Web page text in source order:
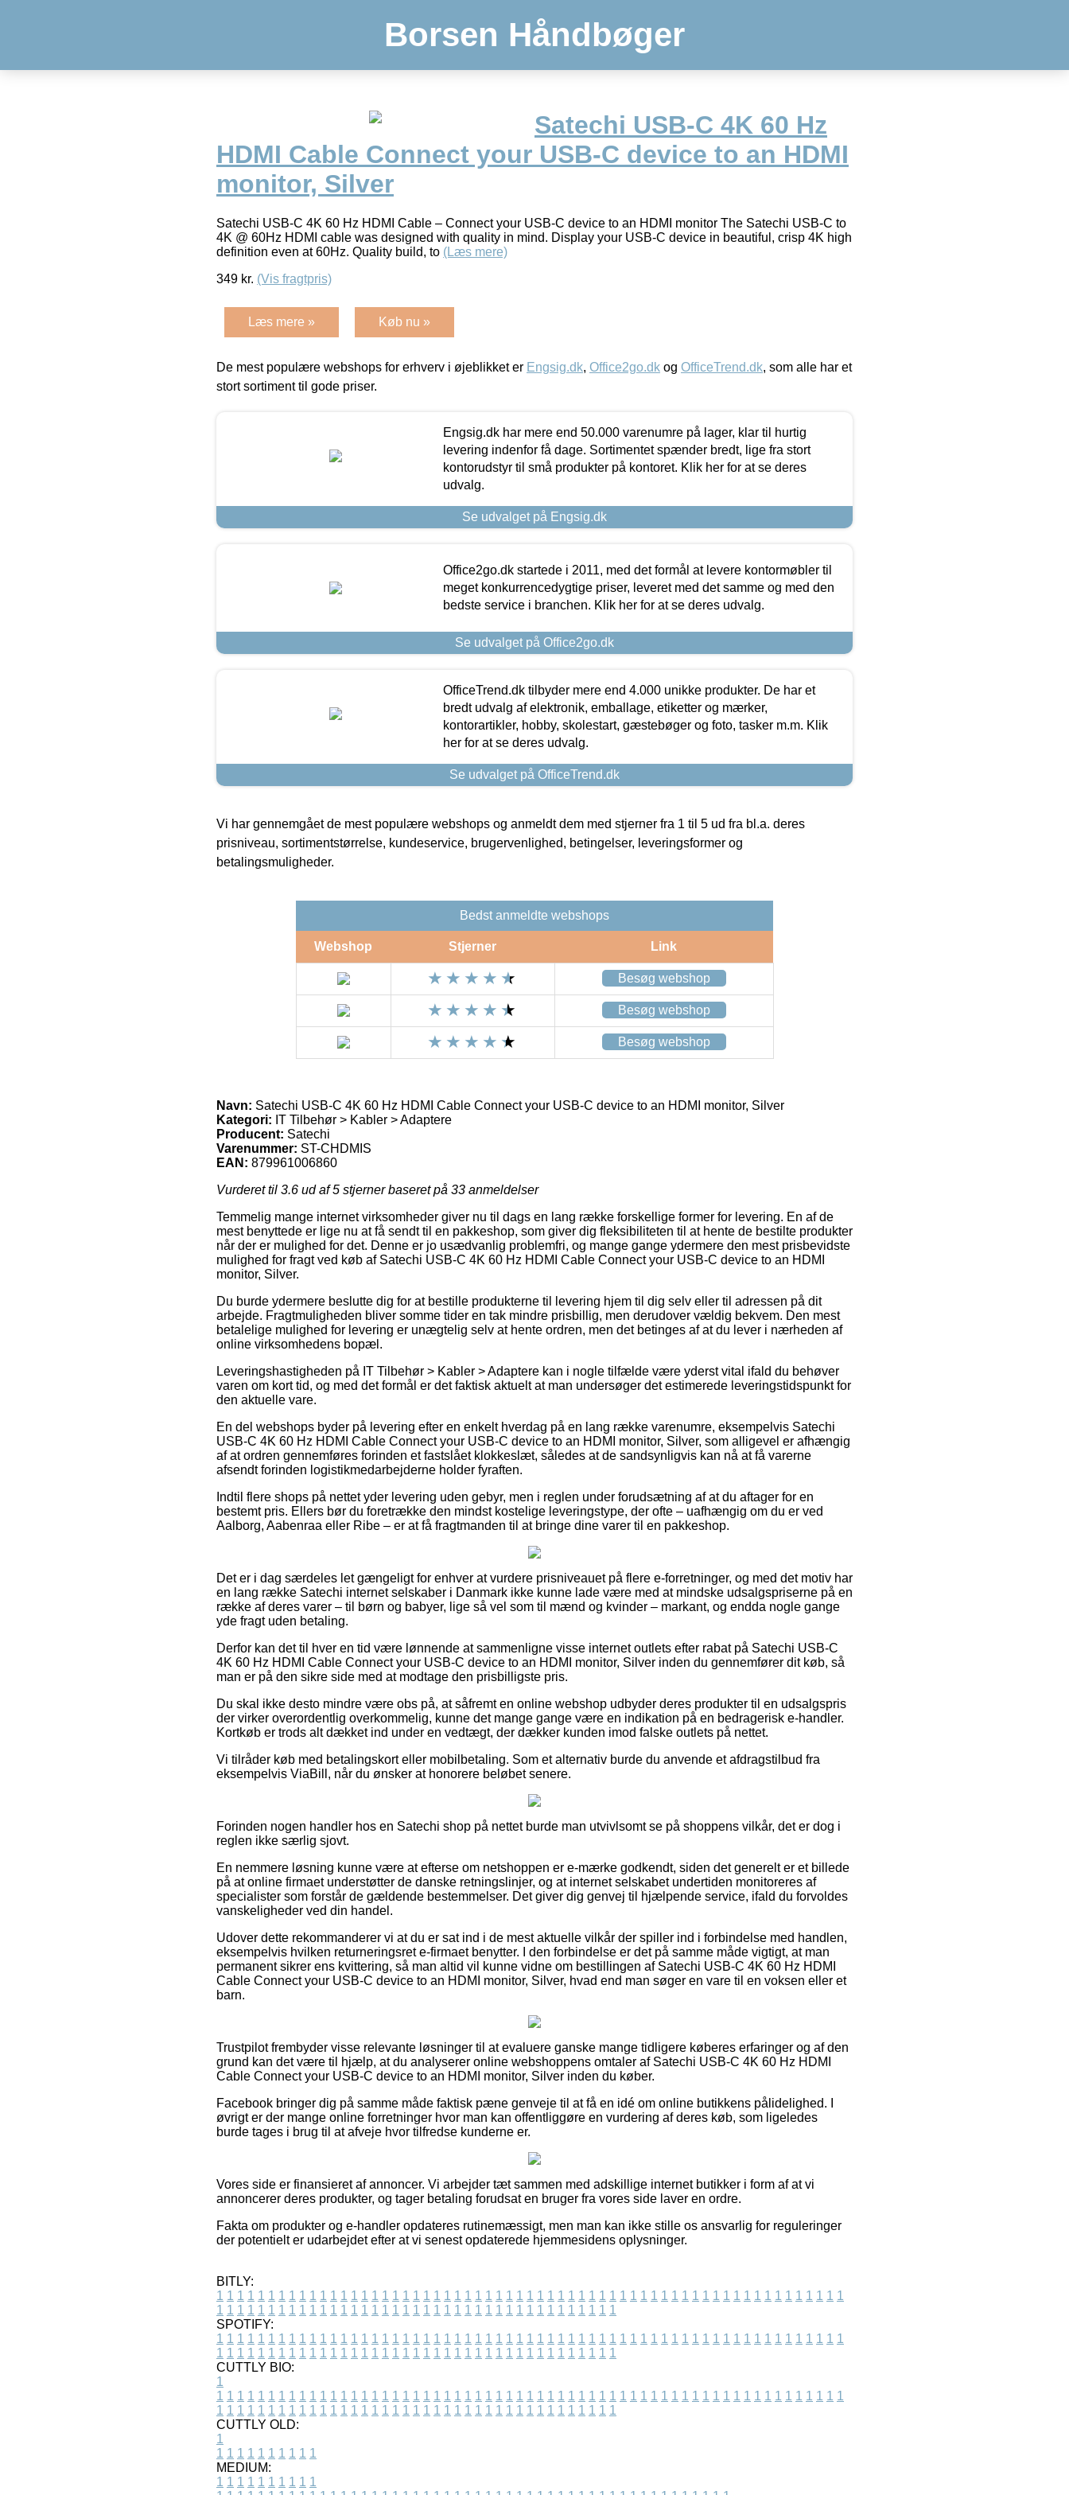
Borsen Håndbøger
Satechi USB-C 4K 60 Hz
HDMI Cable Connect your USB-C device to an HDMI
monitor, Silver
Satechi USB-C 4K 60 Hz HDMI Cable – Connect your USB-C device to an HDMI monitor The Satechi USB-C to
4K @ 60Hz HDMI cable was designed with quality in mind. Display your USB-C device in beautiful, crisp 4K high
definition even at 60Hz. Quality build, to (Læs mere)
349 kr. (Vis fragtpris)
Læs mere » Køb nu »
De mest populære webshops for erhverv i øjeblikket er Engsig.dk, Office2go.dk og OfficeTrend.dk, som alle har et
stort sortiment til gode priser.
Engsig.dk har mere end 50.000 varenumre på lager, klar til hurtig
levering indenfor få dage. Sortimentet spænder bredt, lige fra stort
kontorudstyr til små produkter på kontoret. Klik her for at se deres
udvalg.
Se udvalget på Engsig.dk
Office2go.dk startede i 2011, med det formål at levere kontormøbler til
meget konkurrencedygtige priser, leveret med det samme og med den
bedste service i branchen. Klik her for at se deres udvalg.
Se udvalget på Office2go.dk
OfficeTrend.dk tilbyder mere end 4.000 unikke produkter. De har et
bredt udvalg af elektronik, emballage, etiketter og mærker,
kontorartikler, hobby, skolestart, gæstebøger og foto, tasker m.m. Klik
her for at se deres udvalg.
Se udvalget på OfficeTrend.dk
Vi har gennemgået de mest populære webshops og anmeldt dem med stjerner fra 1 til 5 ud fra bl.a. deres
prisniveau, sortimentstørrelse, kundeservice, brugervenlighed, betingelser, leveringsformer og
betalingsmuligheder.
Bedst anmeldte webshops
Webshop Stjerner Link
Besøg webshop
Besøg webshop
Besøg webshop
Navn: Satechi USB-C 4K 60 Hz HDMI Cable Connect your USB-C device to an HDMI monitor, Silver
Kategori: IT Tilbehør > Kabler > Adaptere
Producent: Satechi
Varenummer: ST-CHDMIS
EAN: 879961006860
Vurderet til 3.6 ud af 5 stjerner baseret på 33 anmeldelser
Temmelig mange internet virksomheder giver nu til dags en lang række forskellige former for levering. En af de
mest benyttede er lige nu at få sendt til en pakkeshop, som giver dig fleksibiliteten til at hente de bestilte produkter
når der er mulighed for det. Denne er jo usædvanlig problemfri, og mange gange ydermere den mest prisbevidste
mulighed for fragt ved køb af Satechi USB-C 4K 60 Hz HDMI Cable Connect your USB-C device to an HDMI
monitor, Silver.
Du burde ydermere beslutte dig for at bestille produkterne til levering hjem til dig selv eller til adressen på dit
arbejde. Fragtmuligheden bliver somme tider en tak mindre prisbillig, men derudover vældig bekvem. Den mest
betalelige mulighed for levering er unægtelig selv at hente ordren, men det betinges af at du lever i nærheden af
online virksomhedens bopæl.
Leveringshastigheden på IT Tilbehør > Kabler > Adaptere kan i nogle tilfælde være yderst vital ifald du behøver
varen om kort tid, og med det formål er det faktisk aktuelt at man undersøger det estimerede leveringstidspunkt for
den aktuelle vare.
En del webshops byder på levering efter en enkelt hverdag på en lang række varenumre, eksempelvis Satechi
USB-C 4K 60 Hz HDMI Cable Connect your USB-C device to an HDMI monitor, Silver, som alligevel er afhængig
af at ordren gennemføres forinden et fastslået klokkeslæt, således at de sandsynligvis kan nå at få varerne
afsendt forinden logistikmedarbejderne holder fyraften.
Indtil flere shops på nettet yder levering uden gebyr, men i reglen under forudsætning af at du aftager for en
bestemt pris. Ellers bør du foretrække den mindst kostelige leveringstype, der ofte – uafhængig om du er ved
Aalborg, Aabenraa eller Ribe – er at få fragtmanden til at bringe dine varer til en pakkeshop.
Det er i dag særdeles let gængeligt for enhver at vurdere prisniveauet på flere e-forretninger, og med det motiv har
en lang række Satechi internet selskaber i Danmark ikke kunne lade være med at mindske udsalgspriserne på en
række af deres varer – til børn og babyer, lige så vel som til mænd og kvinder – markant, og endda nogle gange
yde fragt uden betaling.
Derfor kan det til hver en tid være lønnende at sammenligne visse internet outlets efter rabat på Satechi USB-C
4K 60 Hz HDMI Cable Connect your USB-C device to an HDMI monitor, Silver inden du gennemfører dit køb, så
man er på den sikre side med at modtage den prisbilligste pris.
Du skal ikke desto mindre være obs på, at såfremt en online webshop udbyder deres produkter til en udsalgspris
der virker overordentlig overkommelig, kunne det mange gange være en indikation på en bedragerisk e-handler.
Kortkøb er trods alt dækket ind under en vedtægt, der dækker kunden imod falske outlets på nettet.
Vi tilråder køb med betalingskort eller mobilbetaling. Som et alternativ burde du anvende et afdragstilbud fra
eksempelvis ViaBill, når du ønsker at honorere beløbet senere.
Forinden nogen handler hos en Satechi shop på nettet burde man utvivlsomt se på shoppens vilkår, det er dog i
reglen ikke særlig sjovt.
En nemmere løsning kunne være at efterse om netshoppen er e-mærke godkendt, siden det generelt er et billede
på at online firmaet understøtter de danske retningslinjer, og at internet selskabet undertiden monitoreres af
specialister som forstår de gældende bestemmelser. Det giver dig genvej til hjælpende service, ifald du forvoldes
vanskeligheder ved din handel.
Udover dette rekommanderer vi at du er sat ind i de mest aktuelle vilkår der spiller ind i forbindelse med handlen,
eksempelvis hvilken returneringsret e-firmaet benytter. I den forbindelse er det på samme måde vigtigt, at man
permanent sikrer ens kvittering, så man altid vil kunne vidne om bestillingen af Satechi USB-C 4K 60 Hz HDMI
Cable Connect your USB-C device to an HDMI monitor, Silver, hvad end man søger en vare til en voksen eller et
barn.
Trustpilot frembyder visse relevante løsninger til at evaluere ganske mange tidligere køberes erfaringer og af den
grund kan det være til hjælp, at du analyserer online webshoppens omtaler af Satechi USB-C 4K 60 Hz HDMI
Cable Connect your USB-C device to an HDMI monitor, Silver inden du køber.
Facebook bringer dig på samme måde faktisk pæne genveje til at få en idé om online butikkens pålidelighed. I
øvrigt er der mange online forretninger hvor man kan offentliggøre en vurdering af deres køb, som ligeledes
burde tages i brug til at afveje hvor tilfredse kunderne er.
Vores side er finansieret af annoncer. Vi arbejder tæt sammen med adskillige internet butikker i form af at vi
annoncerer deres produkter, og tager betaling forudsat en bruger fra vores side laver en ordre.
Fakta om produkter og e-handler opdateres rutinemæssigt, men man kan ikke stille os ansvarlig for reguleringer
der potentielt er udarbejdet efter at vi senest opdaterede hjemmesidens oplysninger.
BITLY:
1 1 1 1 1 1 1 1 1 1 1 1 1 1 1 1 1 1 1 1 1 1 1 1 1 1 1 1 1 1 1 1 1 1 1 1 1 1 1 1 1 1 1 1 1 1 1 1 1 1 1 1 1 1 1 1 1 1 1 1 1
1 1 1 1 1 1 1 1 1 1 1 1 1 1 1 1 1 1 1 1 1 1 1 1 1 1 1 1 1 1 1 1 1 1 1 1 1 1 1
SPOTIFY:
1 1 1 1 1 1 1 1 1 1 1 1 1 1 1 1 1 1 1 1 1 1 1 1 1 1 1 1 1 1 1 1 1 1 1 1 1 1 1 1 1 1 1 1 1 1 1 1 1 1 1 1 1 1 1 1 1 1 1 1 1
1 1 1 1 1 1 1 1 1 1 1 1 1 1 1 1 1 1 1 1 1 1 1 1 1 1 1 1 1 1 1 1 1 1 1 1 1 1 1
CUTTLY BIO:
1
1 1 1 1 1 1 1 1 1 1 1 1 1 1 1 1 1 1 1 1 1 1 1 1 1 1 1 1 1 1 1 1 1 1 1 1 1 1 1 1 1 1 1 1 1 1 1 1 1 1 1 1 1 1 1 1 1 1 1 1 1
1 1 1 1 1 1 1 1 1 1 1 1 1 1 1 1 1 1 1 1 1 1 1 1 1 1 1 1 1 1 1 1 1 1 1 1 1 1 1
CUTTLY OLD:
1
1 1 1 1 1 1 1 1 1 1
MEDIUM:
1 1 1 1 1 1 1 1 1 1